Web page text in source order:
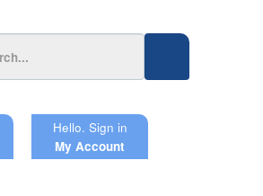
Hello. Sign in
My Account